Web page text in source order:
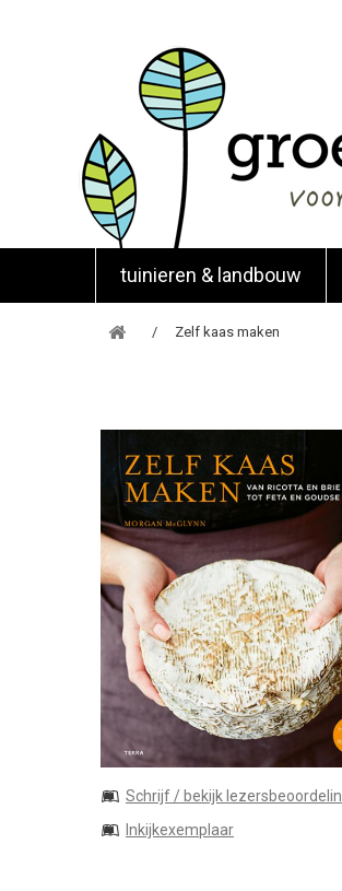
tuinieren & landbouw
Zelf kaas maken
Schrijf / bekijk
Inkijkexemplaar